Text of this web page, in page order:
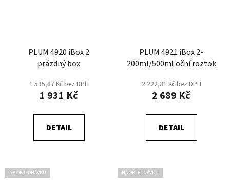
PLUM 4920 iBox 2
prázdný box
1 595,87 Kč bez DPH
1 931 Kč
DETAIL
PLUM 4921 iBox 2-
200ml/500ml oční roztok
2 222,31 Kč bez DPH
2 689 Kč
DETAIL
NA OBJEDNÁVKU NA OBJEDNÁVKU